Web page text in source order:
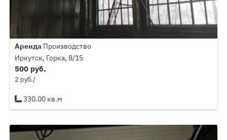
Аренда Производство
Иркутск, Горка, 8/15
500 руб.
2 руб./
330.00 кв.м